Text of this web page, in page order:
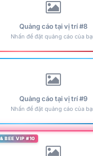
Quảng cáo tại vị trí #8
Nhấn để đặt quảng cáo của
Quảng cáo tại vị trí #9
Nhấn để đặt quảng cáo của
BEE VIP #10